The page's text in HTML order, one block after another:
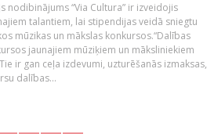
nodibinājums “Via Cultura” ir izveidojis
talantiem, lai stipendijas veidā sniegtu
mūzikas un mākslas konkursos.“Dalības
jaunajiem mūziķiem un māksliniekiem
ir gan ceļa izdevumi, uzturēšanās izmaksas,
dalības...